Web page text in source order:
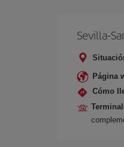
Sevilla-
Página
Cómo